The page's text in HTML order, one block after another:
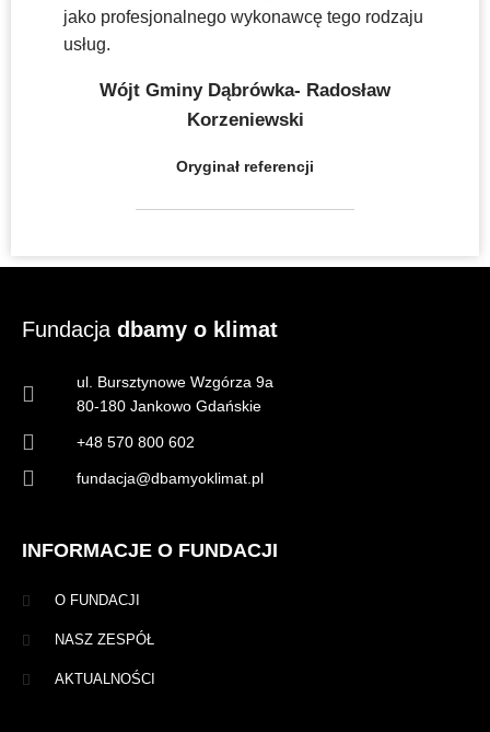
jako profesjonalnego wykonawcę tego rodzaju
usług.
Wójt Gminy Dąbrówka- Radosław
Korzeniewski
Oryginał referencji
Fundacja dbamy o klimat
ul. Bursztynowe Wzgórza 9a
80-180 Jankowo Gdańskie
+48 570 800 602
fundacja@dbamyoklimat.pl
INFORMACJE O FUNDACJI
O FUNDACJI
NASZ ZESPÓŁ
AKTUALNOŚCI